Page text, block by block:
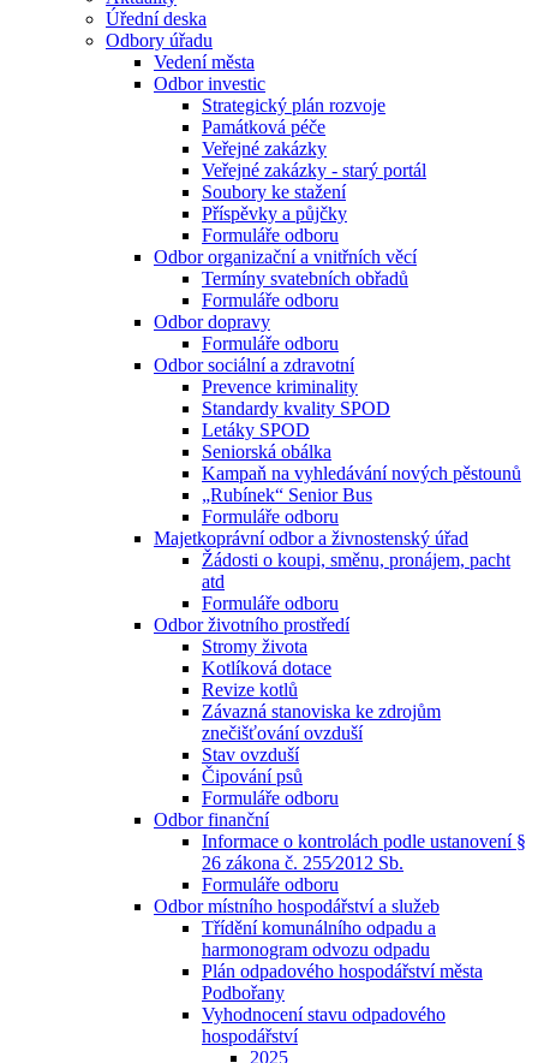
Úřední deska
Odbory úřadu
Vedení města
Odbor investic
Strategický plán rozvoje
Památková péče
Veřejné zakázky
Veřejné zakázky - starý portál
Soubory ke stažení
Příspěvky a půjčky
Formuláře odboru
Odbor organizační a vnitřních věcí
Termíny svatebních obřadů
Formuláře odboru
Odbor dopravy
Formuláře odboru
Odbor sociální a zdravotní
Prevence kriminality
Standardy kvality SPOD
Letáky SPOD
Seniorská obálka
Kampaň na vyhledávání nových pěstounů
„Rubínek“ Senior Bus
Formuláře odboru
Majetkoprávní odbor a živnostenský úřad
Žádosti o koupi, směnu, pronájem, pacht
atd
Formuláře odboru
Odbor životního prostředí
Stromy života
Kotlíková dotace
Revize kotlů
Závazná stanoviska ke zdrojům
znečišťování ovzduší
Stav ovzduší
Čipování psů
Formuláře odboru
Odbor finanční
Informace o kontrolách podle ustanovení §
26 zákona č. 255⁄2012 Sb.
Formuláře odboru
Odbor místního hospodářství a služeb
Třídění komunálního odpadu a
harmonogram odvozu odpadu
Plán odpadového hospodářství města
Podbořany
Vyhodnocení stavu odpadového
hospodářství
2025